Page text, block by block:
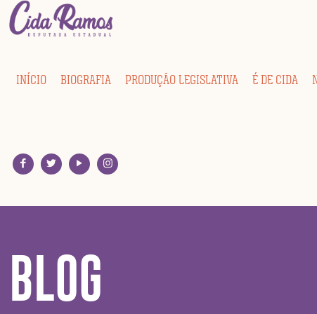
INÍCIO BIOGRAFIA PRODUÇÃO LEGISLATIVA É DE CIDA
BLOG